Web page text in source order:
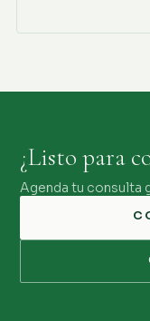
¿Listo para
Agenda tu consulta